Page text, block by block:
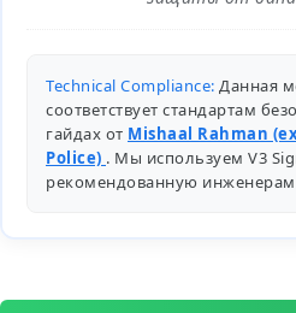
Technical Compliance: Данная
соответствует стандартам
гайдах от Mishaal Rahman
Police) . Мы используем V3
рекомендованную